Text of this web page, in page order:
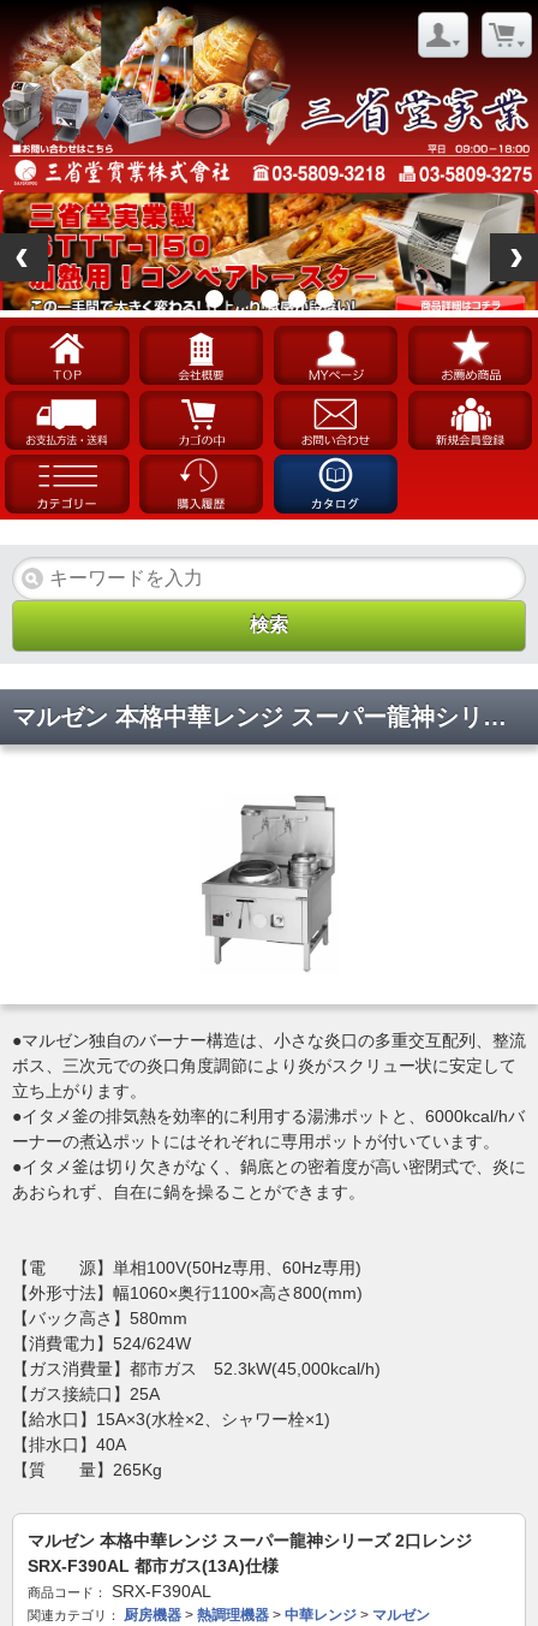
マルゼン 本格中華レンジ スーパー龍神シリーズ 2口レンジ SRX-F390AL 都市ガス(13A)仕様
●マルゼン独自のバーナー構造は、小さな炎口の多重交互配列、整流
ボス、三次元での炎口角度調節により炎がスクリュー状に安定して
立ち上がります。
●イタメ釜の排気熱を効率的に利用する湯沸ポットと、6000kcal/hバ
ーナーの煮込ポットにはそれぞれに専用ポットが付いています。
●イタメ釜は切り欠きがなく、鍋底との密着度が高い密閉式で、炎に
あおられず、自在に鍋を操ることができます。
【電 源】単相100V(50Hz専用、60Hz専用)
【外形寸法】幅1060×奥行1100×高さ800(mm)
【バック高さ】580mm
【消費電力】524/624W
【ガス消費量】都市ガス 52.3kW(45,000kcal/h)
【ガス接続口】25A
【給水口】15A×3(水栓×2、シャワー栓×1)
【排水口】40A
【質 量】265Kg
マルゼン 本格中華レンジ スーパー龍神シリーズ 2口レンジ
SRX-F390AL 都市ガス(13A)仕様
商品コード： SRX-F390AL
関連カテゴリ： 厨房機器 > 熱調理機器 > 中華レンジ > マルゼン